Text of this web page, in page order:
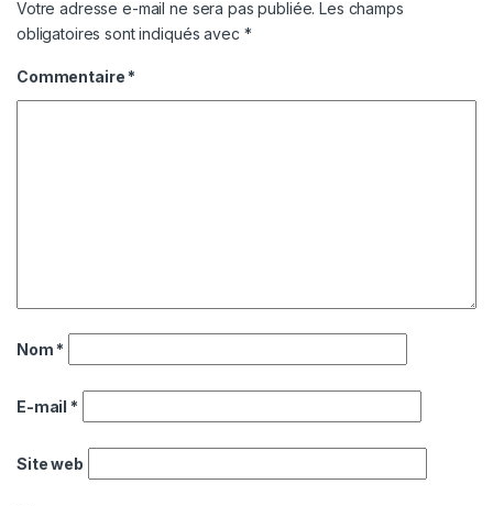
Votre adresse e-mail ne sera pas publiée. Les champs
obligatoires sont indiqués avec *
Commentaire *
Nom *
E-mail *
Site web